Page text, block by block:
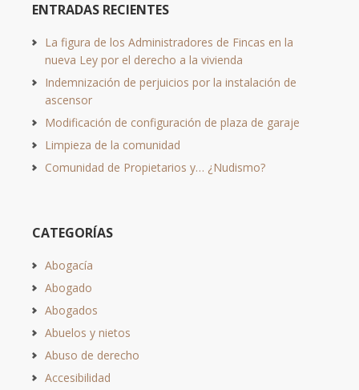
ENTRADAS RECIENTES
La figura de los Administradores de Fincas en la
nueva Ley por el derecho a la vivienda
Indemnización de perjuicios por la instalación de
ascensor
Modificación de configuración de plaza de garaje
Limpieza de la comunidad
Comunidad de Propietarios y… ¿Nudismo?
CATEGORÍAS
Abogacía
Abogado
Abogados
Abuelos y nietos
Abuso de derecho
Accesibilidad